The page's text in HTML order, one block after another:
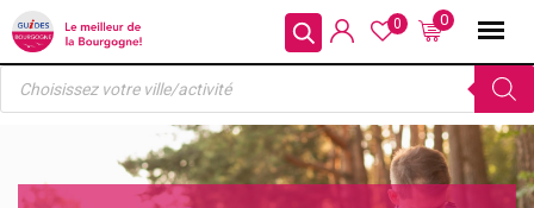
Skip
to
content
0
0
Recherche
produits